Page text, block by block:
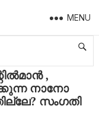
MENU
, നിങ്ങളെ അതി സുന്ദരൻമാരാക്കുന്ന നാനോ ബനാന AIയെ കുറിച്ച് അറിഞ്ഞില്ലേ? സം​ഗതി അടിപൊളിയാണ്
,
നാനോ
സം​ഗതി